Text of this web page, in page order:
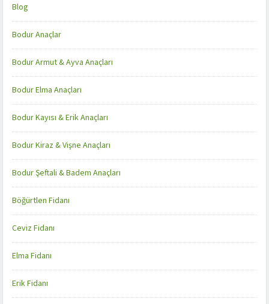
Blog
Bodur Anaçlar
Bodur Armut & Ayva Anaçları
Bodur Elma Anaçları
Bodur Kayısı & Erik Anaçları
Bodur Kiraz & Vişne Anaçları
Bodur Şeftali & Badem Anaçları
Böğürtlen Fidanı
Ceviz Fidanı
Elma Fidanı
Erik Fidanı